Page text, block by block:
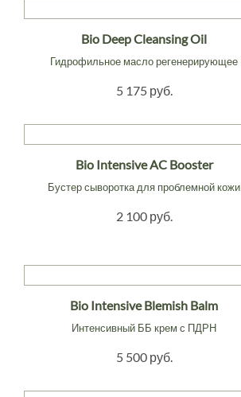
Bio Deep Cleansing Oil
Гидрофильное масло регенерирующее
5 175 руб.
Bio Intensive AC Booster
Бустер сыворотка для проблемной кожи
2 100 руб.
Bio Intensive Blemish Balm
Интенсивный ББ крем с ПДРН
5 500 руб.